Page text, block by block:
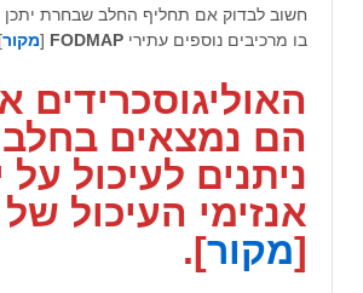
חשוב לבדוק אם תחליף החלב שבחרת
בו מרכיבים נוספים עתירי FODMAP
[מקור].
האוליגוסכרידים
הם נמצאים בחלב
ניתנים לעיכול על
אנזימי העיכול
[מקור].